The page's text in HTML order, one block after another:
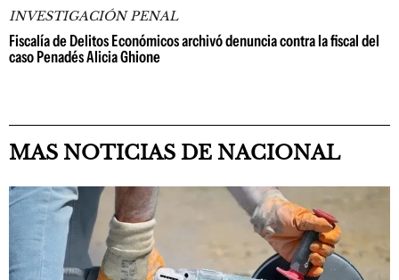
INVESTIGACIÓN PENAL
Fiscalía de Delitos Económicos archivó denuncia contra la fiscal del
caso Penadés Alicia Ghione
MAS NOTICIAS DE NACIONAL